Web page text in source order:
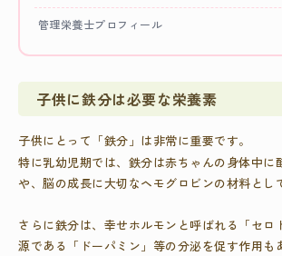
管理栄養士プロフィール
子供に鉄分は必要な栄養素
子供にとって「鉄分」は非常に重要です。
特に乳幼児期では、鉄分は赤ちゃんの身体中に
や、脳の成長に大切なヘモグロビンの材料とし
さらに鉄分は、幸せホルモンと呼ばれる「セロ
源である「ドーパミン」等の分泌を促す作用も